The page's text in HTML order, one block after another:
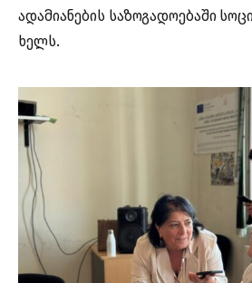
ადამიანების საზოგადოებაში
ხელს.